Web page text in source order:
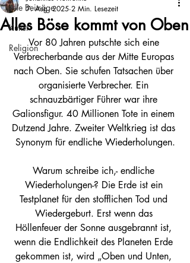
Alle Beiträge
Kunst
Religion
Alles Böse kommt von Oben
7. Aug. 2025 2 Min. Lesezeit
Vor 80 Jahren putschte sich eine
Verbrecherbande aus der Mitte Europas
nach Oben. Sie schufen Tatsachen über
organisierte Verbrecher. Ein
schnauzbärtiger Führer war ihre
Galionsfigur. 40 Millionen Tote in einem
Dutzend Jahre. Zweiter Weltkrieg ist das
Synonym für endliche Wiederholungen.
Warum schreibe ich,- endliche
Wiederholungen-? Die Erde ist ein
Testplanet für den stofflichen Tod und
Wiedergeburt. Erst wenn das
Höllenfeuer der Sonne ausgebrannt ist,
wenn die Endlichkeit des Planeten Erde
gekommen ist, wird „Oben und Unten,